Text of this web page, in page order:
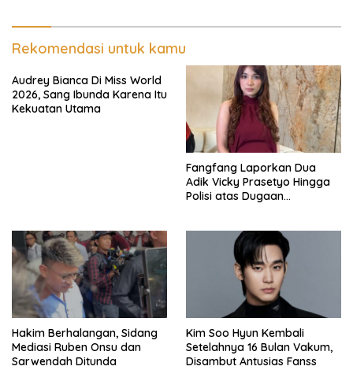
Rekomendasi untuk kamu
Audrey Bianca Di Miss World
2026, Sang Ibunda Karena Itu
Kekuatan Utama
Fangfang Laporkan Dua
Adik Vicky Prasetyo Hingga
Polisi atas Dugaan
Hakim Berhalangan, Sidang
Mediasi Ruben Onsu dan
Sarwendah Ditunda
Kim Soo Hyun Kembali
Setelahnya 16 Bulan Vakum,
Disambut Antusias Fanss